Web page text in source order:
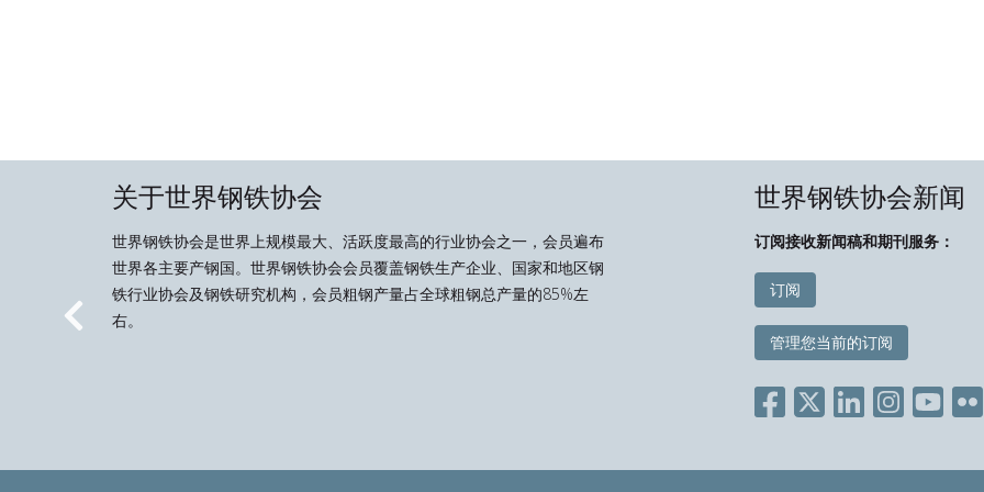
关于世界钢铁协会
世界钢铁协会是世界上规模最大、活跃度最高的行业协会之一，会员遍布
世界各主要产钢国。世界钢铁协会会员覆盖钢铁生产企业、国家和地区钢
铁行业协会及钢铁研究机构，会员粗钢产量占全球粗钢总产量的85%左
右。
世界钢铁协会新闻
订阅接收新闻稿和期刊服务：
订阅
管理您当前的订阅
Previous